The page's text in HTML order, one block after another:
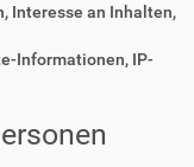
Interesse an Inhalten,
Informationen, IP-